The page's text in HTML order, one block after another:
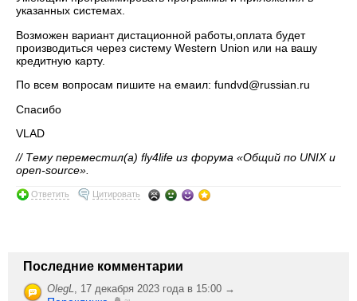
указанных системах.
Возможен вариант дистационной работы,оплата будет
производиться через систему Western Union или на вашу
кредитную карту.
По всем вопросам пишите на емаил: fundvd@russian.ru
Спасибо
VLAD
// Тему переместил(а) fly4life из форума «Общий по UNIX и
open-source».
Ответить Цитировать
Последние комментарии
OlegL, 17 декабря 2023 года в 15:00 →